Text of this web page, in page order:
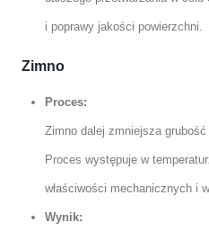
i poprawy jakości powierzchni.
Zimno
Proces:
Zimno dalej zmniejsza grubość
Proces występuje w
właściwości mechanicznych i
Wynik: